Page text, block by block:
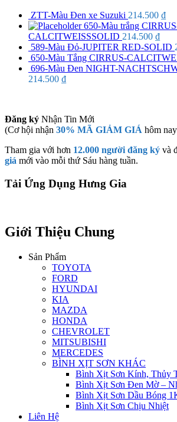
ZTT-Màu Đen xe Suzuki 214.500 ₫
650-Màu trắng
CALCITWEISSSOLID 214.500 ₫
589-Màu Đỏ-JUPITER RED-SOLID
650-Màu Tắng CIRRUS-
696-Màu Đen NIGHT-
214.500 ₫
Đăng ký Nhận Tin Mới
(Cơ hội nhận 30% MÃ GIẢM GIÁ hôm
Tham gia với hơn 12.000 người đăng ký và
giá mới vào mỗi thứ Sáu hàng tuần.
Tải Ứng Dụng Hưng Gia
Giới Thiệu Chung
Sản Phẩm
TOYOTA
FORD
HYUNDAI
KIA
MAZDA
HONDA
CHEVROLET
MITSUBISHI
MERCEDES
BÌNH XỊT SƠN KHÁC
Bình Xịt Sơn Kính, Thủy
Bình Xịt Sơn Đen Mờ –
Bình Xịt Sơn Dầu Bóng
Bình Xịt Sơn Chịu Nhiệt
Liên Hệ